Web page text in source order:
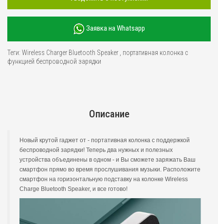
Заявка на Whatsapp
Теги: Wireless Charger Bluetooth Speaker
портативная колонка с
функцией беспроводной зарядки
Описание
Новый крутой гаджет от - портативная колонка с поддержкой
беспроводной зарядки! Теперь два нужных и полезных
устройства объединены в одном - и Вы сможете заряжать Ваш
смартфон прямо во время прослушивания музыки. Расположите
смартфон на горизонтальную подставку на колонке Wireless
Charge Bluetooth Speaker, и все готово!